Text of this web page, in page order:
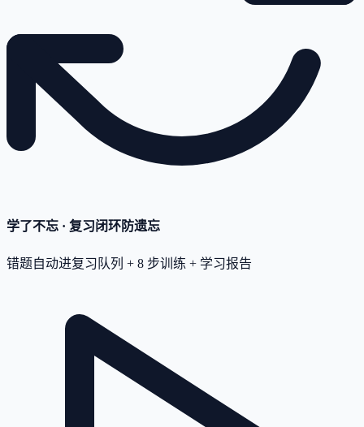
学了不忘 · 复习闭环防遗忘
错题自动进复习队列 + 8 步训练 + 学习报告